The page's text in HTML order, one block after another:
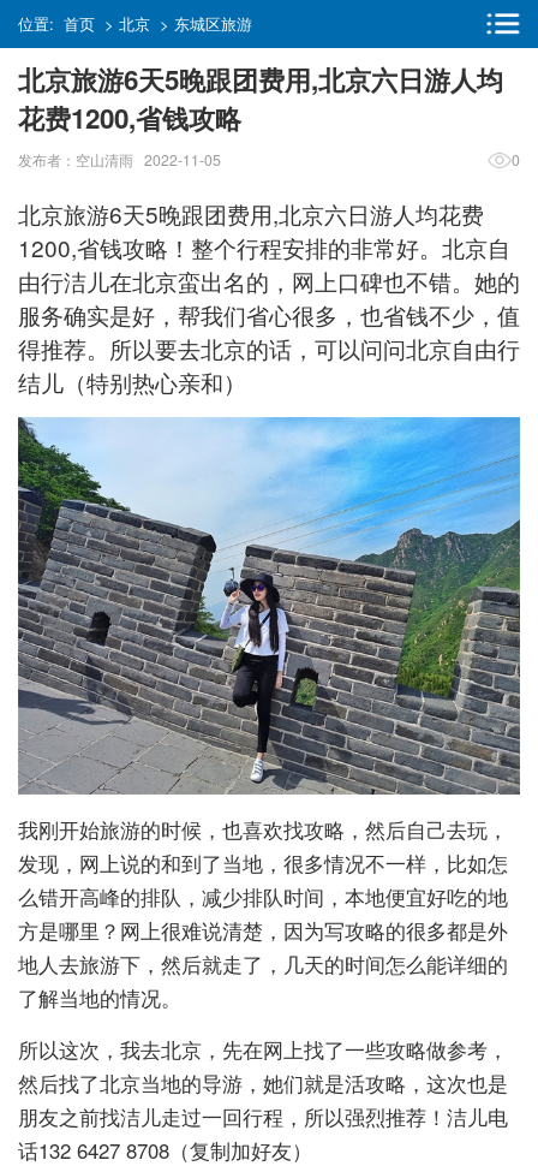
位置: 首页 > 北京 > 东城区旅游
北京旅游6天5晚跟团费用,北京六日游人均
花费1200,省钱攻略
发布者：空山清雨 2022-11-05 0
北京旅游6天5晚跟团费用,北京六日游人均花费
1200,省钱攻略！整个行程安排的非常好。北京自
由行洁儿在北京蛮出名的，网上口碑也不错。她的
服务确实是好，帮我们省心很多，也省钱不少，值
得推荐。所以要去北京的话，可以问问北京自由行
结儿（特别热心亲和）
我刚开始旅游的时候，也喜欢找攻略，然后自己去玩，
发现，网上说的和到了当地，很多情况不一样，比如怎
么错开高峰的排队，减少排队时间，本地便宜好吃的地
方是哪里？网上很难说清楚，因为写攻略的很多都是外
地人去旅游下，然后就走了，几天的时间怎么能详细的
了解当地的情况。
所以这次，我去北京，先在网上找了一些攻略做参考，
然后找了北京当地的导游，她们就是活攻略，这次也是
朋友之前找洁儿走过一回行程，所以强烈推荐！洁儿电
话132 6427 8708（复制加好友）